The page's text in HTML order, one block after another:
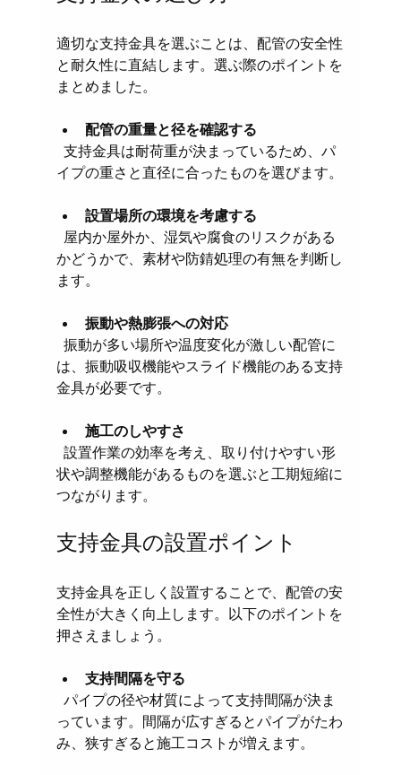
適切な支持金具を選ぶことは、配管の安全性
と耐久性に直結します。選ぶ際のポイントを
まとめました。
配管の重量と径を確認する
イプの重さと直径に合ったものを選びます。
設置場所の環境を考慮する
かどうかで、素材や防錆処理の有無を判断し
ます。
振動や熱膨張への対応
は、振動吸収機能やスライド機能のある支持
金具が必要です。
施工のしやすさ
状や調整機能があるものを選ぶと工期短縮に
つながります。
支持金具の設置ポイント
支持金具を正しく設置することで、配管の安
全性が大きく向上します。以下のポイントを
押さえましょう。
支持間隔を守る
っています。間隔が広すぎるとパイプがたわ
み、狭すぎると施工コストが増えます。